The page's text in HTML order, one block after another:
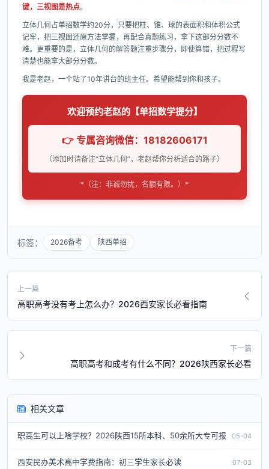
键，三视图是热点。
立体几何占单招数学约20分，只要把柱、锥、球的表面积和体积公式
记牢，把三视图还原方法掌握，再配合真题练习，拿下这部分分数不
难。更重要的是，立体几何的解答题注重步骤分，即使算错，把过程写
清楚也能拿大部分分数。
我是老赵，一个站了10年讲台的班主任。希望能帮到你和孩子。
欢迎预约老赵的【单招数学提分】
👉 专属咨询微信：18182606171
（添加时请备注“立体几何”，老赵帮你分析适合的路子）
*（注：非诚勿扰，名额有限。）*
标签： 2026备考 陕西单招
上一篇
高职高考没有考上怎么办？2026西安家长必看指南
下一篇
高职高考和成考有什么不同？2026陕西家长必看
相关文章
职高生可以上啥学校？2026陕西15所本科、50余所大专可报 05-04
西安民办美术高中学费指南：初三学生家长必读 07-03